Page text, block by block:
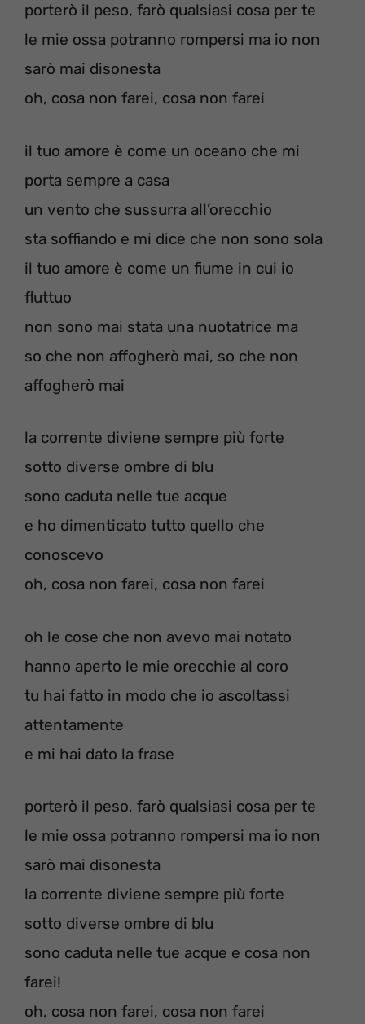
porterò il peso, farò qualsiasi cosa per te
le mie ossa potranno rompersi ma io non
sarò mai disonesta
oh, cosa non farei, cosa non farei
il tuo amore è come un oceano che mi
porta sempre a casa
un vento che sussurra all’orecchio
sta soffiando e mi dice che non sono sola
il tuo amore è come un fiume in cui io
fluttuo
non sono mai stata una nuotatrice ma
so che non affogherò mai, so che non
affogherò mai
la corrente diviene sempre più forte
sotto diverse ombre di blu
sono caduta nelle tue acque
e ho dimenticato tutto quello che
conoscevo
oh, cosa non farei, cosa non farei
oh le cose che non avevo mai notato
hanno aperto le mie orecchie al coro
tu hai fatto in modo che io ascoltassi
attentamente
e mi hai dato la frase
porterò il peso, farò qualsiasi cosa per te
le mie ossa potranno rompersi ma io non
sarò mai disonesta
la corrente diviene sempre più forte
sotto diverse ombre di blu
sono caduta nelle tue acque e cosa non
farei!
oh, cosa non farei, cosa non farei